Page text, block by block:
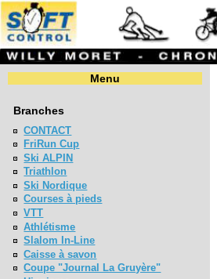
Menu
Branches
CONTACT
FriRun Cup
Ski ALPIN
Triathlon
Ski Nordique
Courses à pieds
VTT
Athlétisme
Slalom In-Line
Caisse à savon
Coupe "Journal La Gruyère"